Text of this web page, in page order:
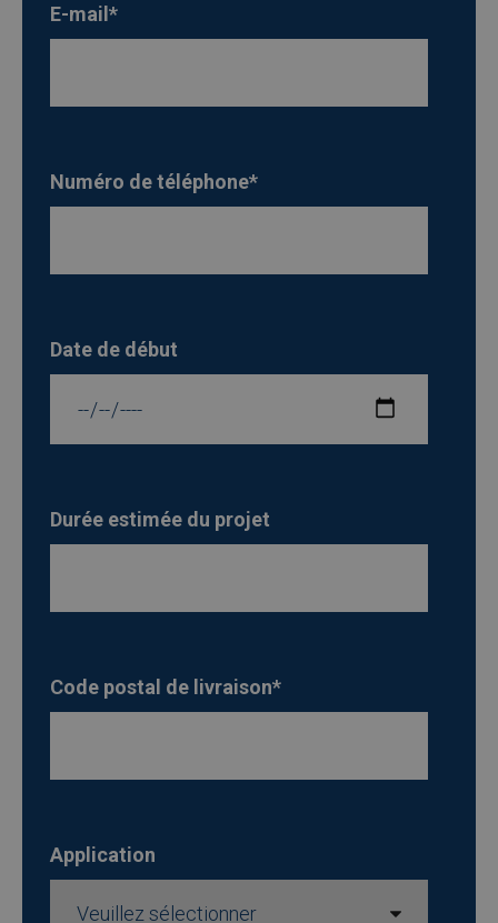
E-mail*
Numéro de téléphone*
Date de début
Durée estimée du projet
Code postal de livraison*
Application